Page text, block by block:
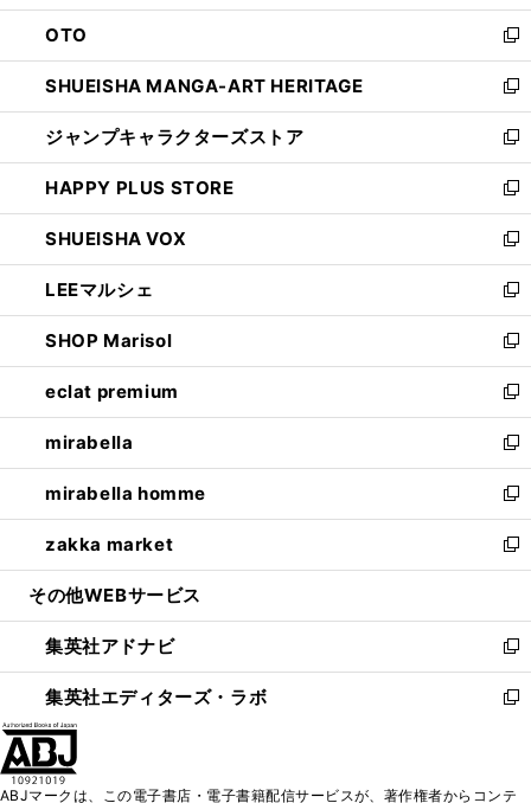
ウ
で
開
く
ン
ド
ウ
で
開
く
OTO
新
し
い
ウ
ィ
ン
ド
ウ
で
開
く
SHUEISHA MANGA-ART HERITAGE
新
し
い
ウ
ィ
ン
ド
ウ
で
開
く
ジャンプキャラクターズストア
新
し
い
ウ
ィ
ン
ド
ウ
で
開
く
HAPPY PLUS STORE
新
し
い
ウ
ィ
ン
ド
ウ
で
開
く
SHUEISHA VOX
新
し
い
ウ
ィ
ン
ド
ウ
で
開
く
LEEマルシェ
新
し
い
ウ
ィ
ン
ド
ウ
で
開
く
SHOP Marisol
新
し
い
ウ
ィ
ン
ド
ウ
で
開
eclat premium
新
し
い
ウ
ィ
ン
ド
ウ
開
く
mirabella
新
し
い
ウ
ィ
ン
ウ
で
開
く
mirabella homme
新
し
い
ウ
ン
ド
ウ
で
zakka market
新
し
ウ
ィ
ン
ド
く
その他WEBサービス
集英社アドナビ
新
し
い
集英社エディターズ・ラボ
新
ABJマークは、この電子書店・電子書籍配信サービスが、著作権者からコンテ